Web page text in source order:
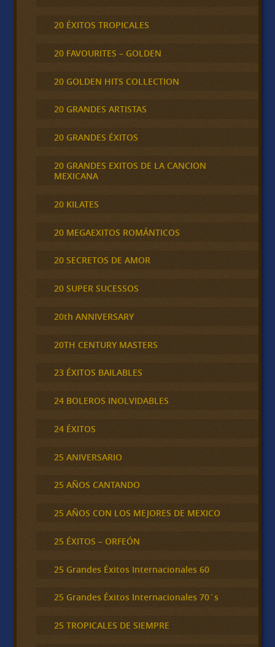
20 ÉXITOS TROPICALES
20 FAVOURITES – GOLDEN
20 GOLDEN HITS COLLECTION
20 GRANDES ARTISTAS
20 GRANDES ÉXITOS
20 GRANDES EXITOS DE LA CANCION
MEXICANA
20 KILATES
20 MEGAEXITOS ROMÁNTICOS
20 SECRETOS DE AMOR
20 SUPER SUCESSOS
20th ANNIVERSARY
20TH CENTURY MASTERS
23 ÉXITOS BAILABLES
24 BOLEROS INOLVIDABLES
24 ÉXITOS
25 ANIVERSARIO
25 AÑOS CANTANDO
25 AÑOS CON LOS MEJORES DE MEXICO
25 ÉXITOS – ORFEÓN
25 Grandes Éxitos Internacionales 60
25 Grandes Éxitos Internacionales 70´s
25 TROPICALES DE SIEMPRE